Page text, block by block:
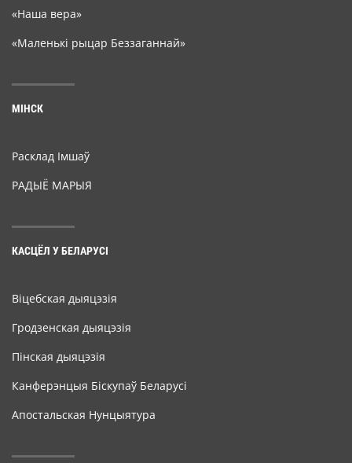
«Наша вера»
«Маленькі рыцар Беззаганнай»
МІНСК
Расклад Імшаў
РАДЫЁ МАРЫЯ
КАСЦЁЛ У БЕЛАРУСІ
Віцебская дыяцэзія
Гродзенская дыяцэзія
Пінская дыяцэзія
Канферэнцыя Біскупаў Беларусі
Апостальская Нунцыятура